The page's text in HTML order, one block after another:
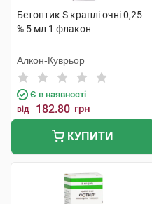
Бетоптик S краплі очні 0,25
% 5 мл 1 флакон
Алкон-Куврьор
Є в наявності
від 182.80 грн
КУПИТИ